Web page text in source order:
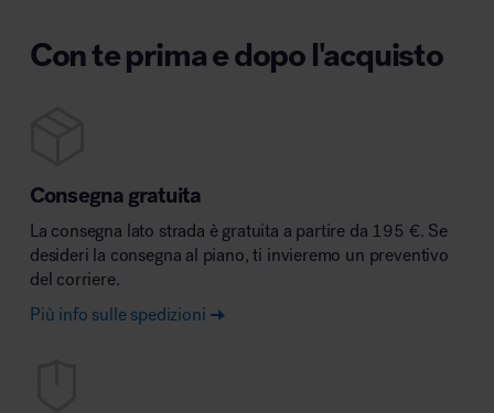
Con te prima e dopo l'acquisto
Consegna gratuita
La consegna lato strada è gratuita a partire da 195 €. Se
desideri la consegna al piano, ti invieremo un preventivo
del corriere.
Più info sulle spedizioni